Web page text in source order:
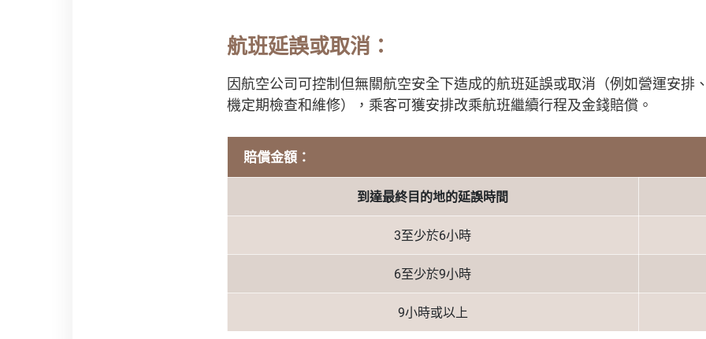
航班延誤或取消：
因航空公司可控制但無關航空安全下造成的航班延誤或取消（例如營運安排
機定期檢查和維修），乘客可獲安排改乘航班繼續行程及金錢賠償。
賠償金額：
到達最終目的地的延誤時間
3至少於6小時
6至少於9小時
9小時或以上